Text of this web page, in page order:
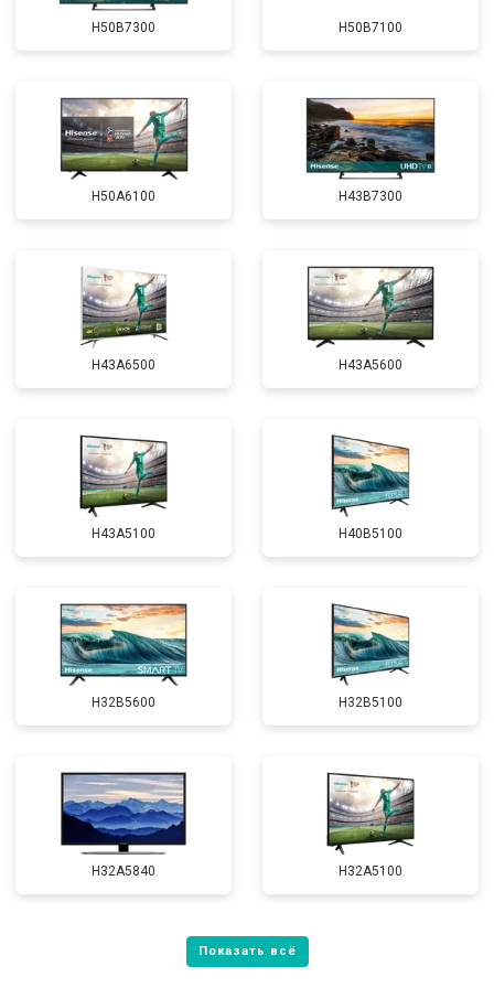
H50B7300 H50B7100
H50A6100 H43B7300
H43A6500 H43A5600
H43A5100 H40B5100
H32B5600 H32B5100
H32A5840 H32A5100